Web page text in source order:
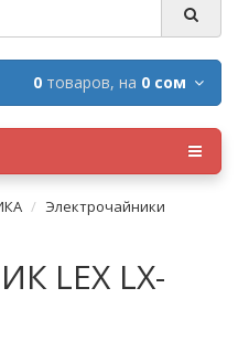
0 товаров, на 0 сом
Электрочайники
LEX LX-